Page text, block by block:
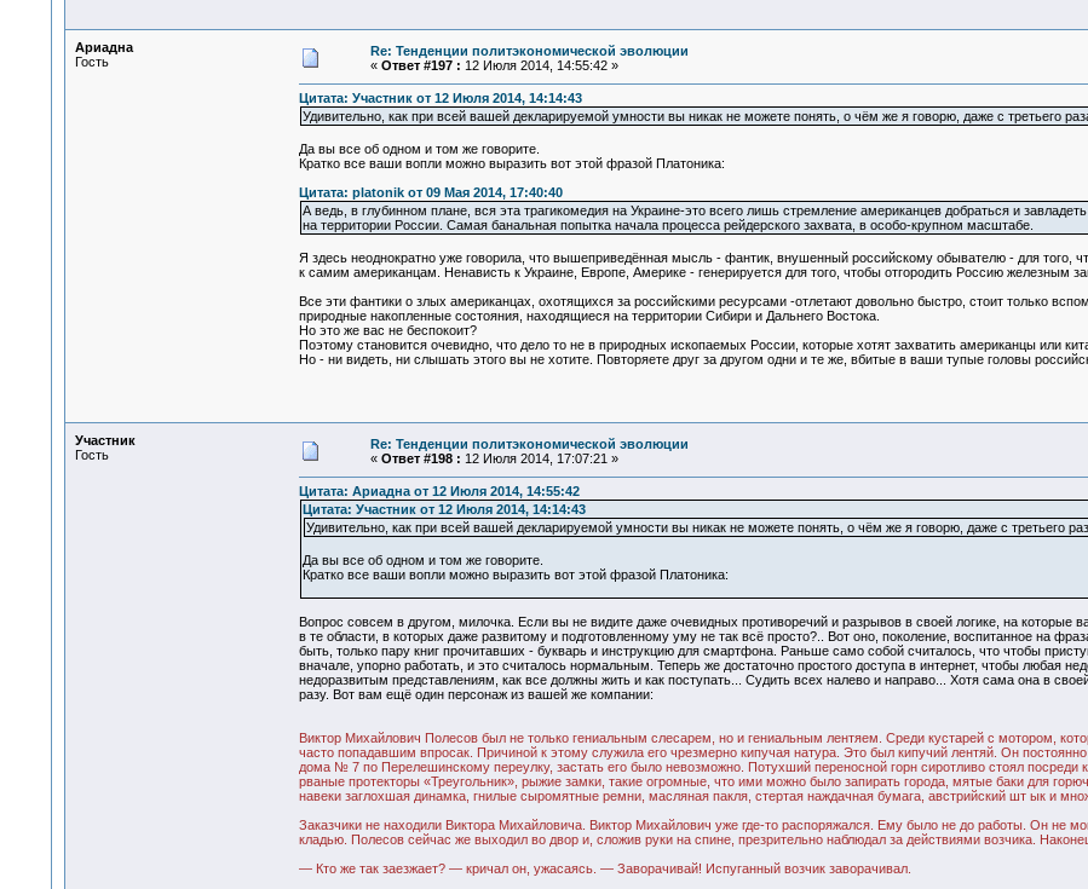
Ариадна
Гость
Re: Тенденции политэкономической эволюции
« Ответ #197 : 12 Июля 2014, 14:55:42 »
Цитата: Участник от 12 Июля 2014, 14:14:43
Удивительно, как при всей вашей декларируемой умности вы никак не можете понять, о чём же я говорю, даже с третьего
Да вы все об одном и том же говорите.
Кратко все ваши вопли можно выразить вот этой фразой Платоника:
Цитата: platonik от 09 Мая 2014, 17:40:40
А ведь, в глубинном плане, вся эта трагикомедия на Украине-это всего лишь стремление американцев добраться и
на территории России. Самая банальная попытка начала процесса рейдерского захвата, в особо-крупном масштабе.
Я здесь неоднократно уже говорила, что вышеприведённая мысль - фантик, внушенный российскому обывателю - для того,
к самим американцам. Ненависть к Украине, Европе, Америке - генерируется для того, чтобы отгородить Россию железным
Все эти фантики о злых американцах, охотящихся за российскими ресурсами -отлетают довольно быстро, стоит только
природные накопленные состояния, находящиеся на территории Сибири и Дальнего Востока.
Но это же вас не беспокоит?
Поэтому становится очевидно, что дело то не в природных ископаемых России, которые хотят захватить американцы или
Но - ни видеть, ни слышать этого вы не хотите. Повторяете друг за другом одни и те же, вбитые в ваши тупые головы
Участник
Гость
Re: Тенденции политэкономической эволюции
« Ответ #198 : 12 Июля 2014, 17:07:21 »
Цитата: Ариадна от 12 Июля 2014, 14:55:42
Цитата: Участник от 12 Июля 2014, 14:14:43
Удивительно, как при всей вашей декларируемой умности вы никак не можете понять, о чём же я говорю, даже с третьего
Да вы все об одном и том же говорите.
Кратко все ваши вопли можно выразить вот этой фразой Платоника:
Вопрос совсем в другом, милочка. Если вы не видите даже очевидных противоречий и разрывов в своей логике, на которые
в те области, в которых даже развитому и подготовленному уму не так всё просто?.. Вот оно, поколение, воспитанное на
быть, только пару книг прочитавших - букварь и инструкцию для смартфона. Раньше само собой считалось, что чтобы
вначале, упорно работать, и это считалось нормальным. Теперь же достаточно простого доступа в интернет, чтобы любая
недоразвитым представлениям, как все должны жить и как поступать... Судить всех налево и направо... Хотя сама она в
разу. Вот вам ещё один персонаж из вашей же компании:
Виктор Михайлович Полесов был не только гениальным слесарем, но и гениальным лентяем. Среди кустарей с мотором,
часто попадавшим впросак. Причиной к этому служила его чрезмерно кипучая натура. Это был кипучий лентяй. Он
дома № 7 по Перелешинскому переулку, застать его было невозможно. Потухший переносной горн сиротливо стоял посреди
рваные протекторы «Треугольник», рыжие замки, такие огромные, что ими можно было запирать города, мятые баки для
навеки заглохшая динамка, гнилые сыромятные ремни, масляная пакля, стертая наждачная бумага, австрийский шт ык и
Заказчики не находили Виктора Михайловича. Виктор Михайлович уже где-то распоряжался. Ему было не до работы. Он не
кладью. Полесов сейчас же выходил во двор и, сложив руки на спине, презрительно наблюдал за действиями возчика.
— Кто же так заезжает? — кричал он, ужасаясь. — Заворачивай! Испуганный возчик заворачивал.